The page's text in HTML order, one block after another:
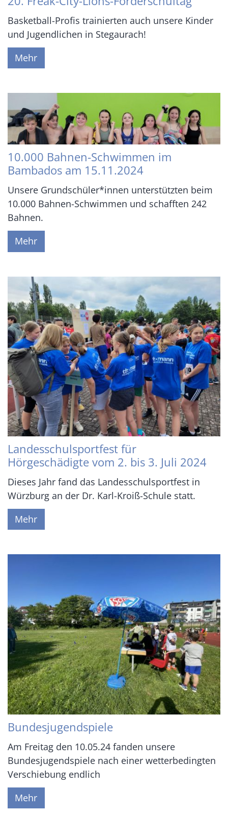
Basketball-Profis trainierten auch unsere Kinder
und Jugendlichen in Stegaurach!
Mehr
10.000 Bahnen-Schwimmen im
Bambados am 15.11.2024
Unsere Grundschüler*innen unterstützten beim
10.000 Bahnen-Schwimmen und schafften 242
Bahnen.
Mehr
Landesschulsportfest für
Hörgeschädigte vom 2. bis 3. Juli 2024
Dieses Jahr fand das Landesschulsportfest in
Würzburg an der Dr. Karl-Kroiß-Schule statt.
Mehr
Bundesjugendspiele
Am Freitag den 10.05.24 fanden unsere
Bundesjugendspiele nach einer wetterbedingten
Verschiebung endlich
Mehr